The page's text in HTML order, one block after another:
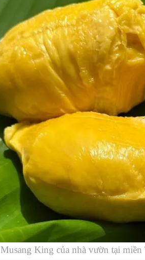
Musang King của nhà vườn tại